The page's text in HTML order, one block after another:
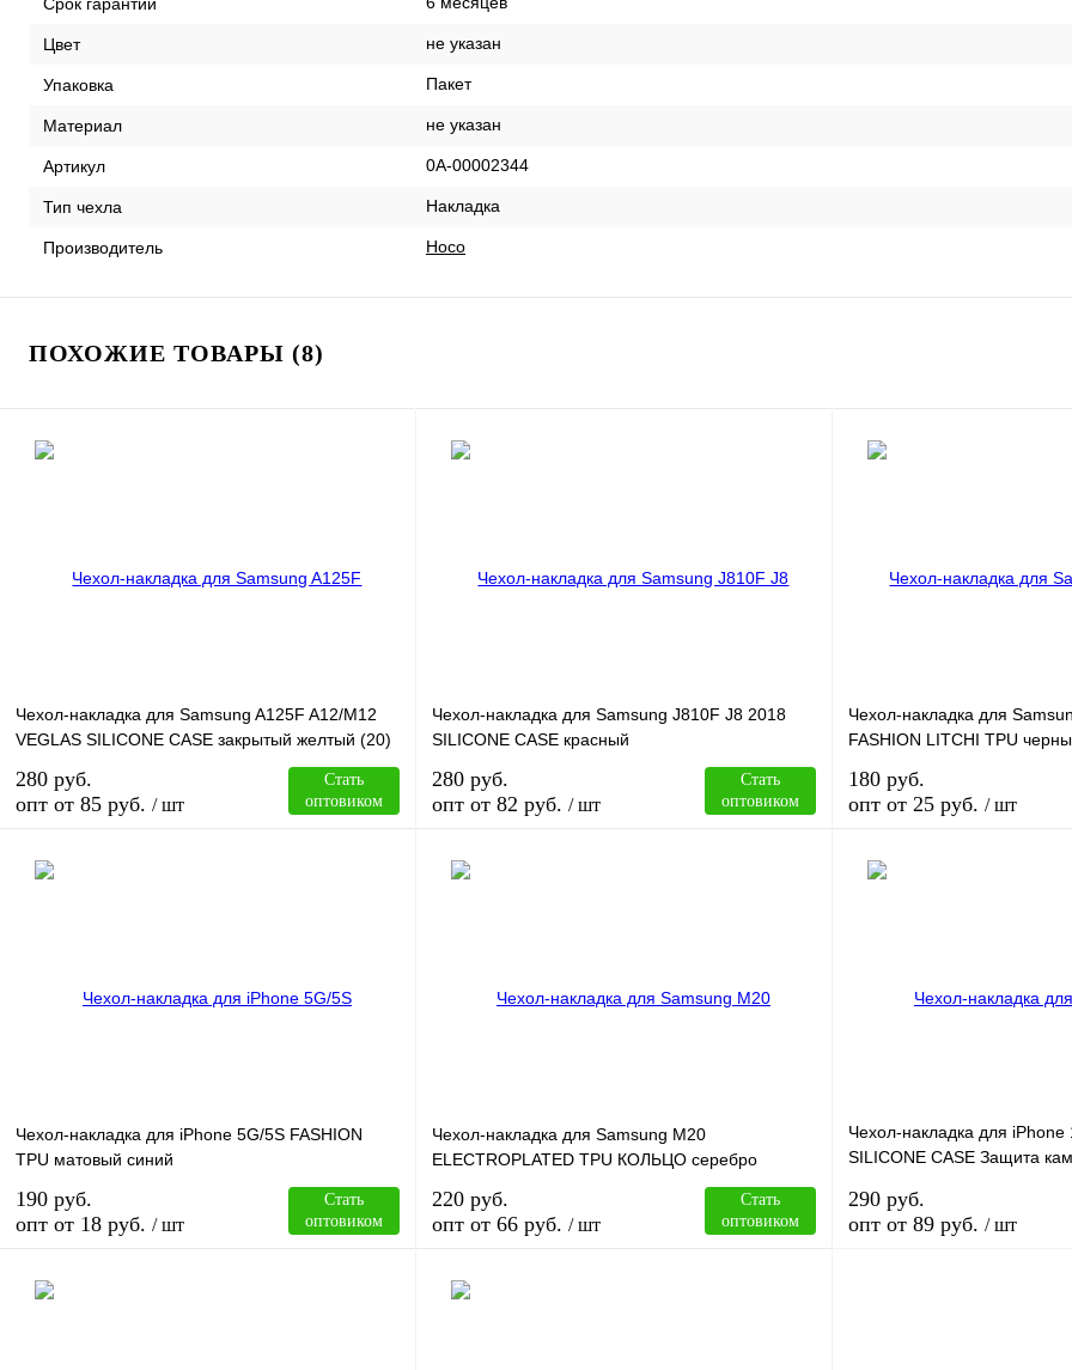
Цвет не указан
Упаковка Пакет
Материал не указан
Артикул 0А-00002344
Тип чехла Накладка
Производитель Hoco
ПОХОЖИЕ ТОВАРЫ (8)
Чехол-накладка для Samsung A125F A12/M12
VEGLAS SILICONE CASE закрытый желтый (20)
280 руб.
опт от 85 руб. / шт
Стать
оптовиком
В избранное
В
Чехол-накладка для Samsung J810F J8 2018
SILICONE CASE красный
280 руб.
опт от 82 руб. / шт
Стать
оптовиком
В избранное
В
Чехол-накладка для
FASHION LITCHI TPU
180 руб.
опт от 25 руб. / шт
В избранное
Чехол-накладка для iPhone 5G/5S FASHION
TPU матовый синий
190 руб.
опт от 18 руб. / шт
Стать
оптовиком
Чехол-накладка для Samsung M20
ELECTROPLATED TPU КОЛЬЦО серебро
220 руб.
опт от 66 руб. / шт
Стать
оптовиком
Чехол-накладка для iPhone
SILICONE CASE Защита
290 руб.
опт от 89 руб. / шт